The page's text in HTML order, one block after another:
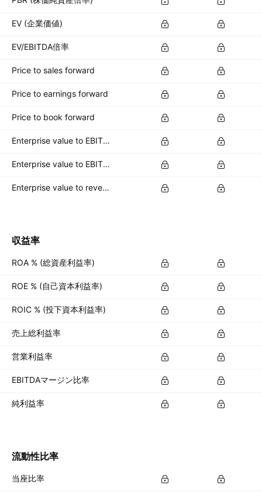
EV (企業価値)
EV/EBITDA倍率
Price to sales forward
Price to earnings forward
Price to book forward
Enterprise value to EBITDA forward
Enterprise value to EBIT forward
Enterprise value to revenue forward
収益率
ROA % (総資産利益率)
ROE % (自己資本利益率)
ROIC % (投下資本利益率)
売上総利益率
営業利益率
EBITDAマージン比率
純利益率
流動性比率
当座比率